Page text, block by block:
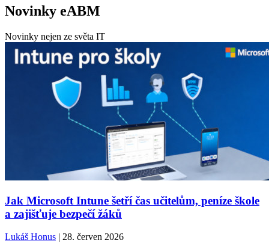
Novinky eABM
Novinky nejen ze světa IT
Jak Microsoft Intune šetří čas učitelům, peníze škole
a zajišťuje bezpečí žáků
Lukáš Honus | 28. červen 2026